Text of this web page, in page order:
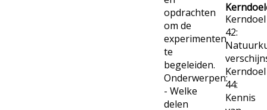
opdrachten
om de
experimenten
te
begeleiden.
Onderwerpen:
- Welke
delen
Kerndoel
42:
Kerndoel
44:
Kennis